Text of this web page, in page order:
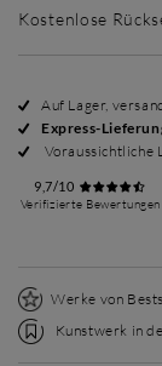
Kostenlose
Auf Lager,
Express-
Voraussichtliche
9,7/10
Verifizierte Bewertungen
Werke von
Kunstwerk in